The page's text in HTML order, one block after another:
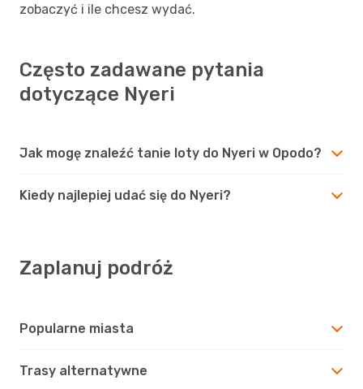
zobaczyć i ile chcesz wydać.
Często zadawane pytania
dotyczące Nyeri
Jak mogę znaleźć tanie loty do Nyeri w Opodo?
Kiedy najlepiej udać się do Nyeri?
Zaplanuj podróż
Popularne miasta
Trasy alternatywne